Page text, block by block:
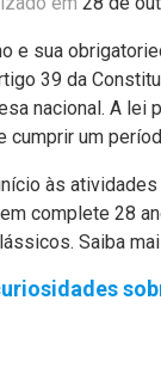
e sua
39 da
nacional. A
cumprir um
às
complete 28
Saiba